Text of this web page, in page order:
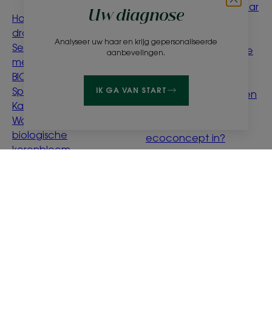
Uw diagnose
Analyseer uw haar en krijg gepersonaliseerde
aanbevelingen.
IK GA VAN START
Havermout
droogshampoo
Serum tegen haaruitval
met Kinine & Edelweiss
BIO
Spray voor lichter haar
Kamille
Watercrème met
biologische
korenbloem
Mijn blond of bruin haar
op natuurlijke wijze
lichter maken
Ontleden afnemende
Zacht stijlen en föhnen
Detox Watermunt
ecoconcept in?